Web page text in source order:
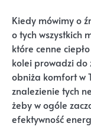
Kiedy mówimy o
o tych wszystkich
które cenne
kolei prowadzi do
obniża komfort w
znalezienie tych
żeby w ogóle
efektywność